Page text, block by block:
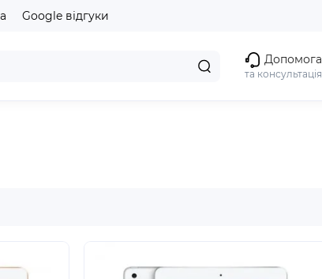
Google відгуки
Допомога
та консультація